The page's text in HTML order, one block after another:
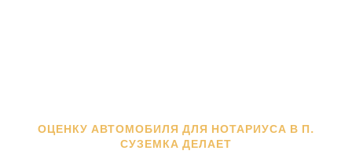
ОЦЕНКУ АВТОМОБИЛЯ ДЛЯ НОТАРИУСА В П.
СУЗЕМКА ДЕЛАЕТ